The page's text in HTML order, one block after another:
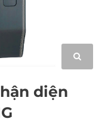
diện